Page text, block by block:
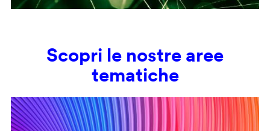
Scopri le nostre aree
tematiche